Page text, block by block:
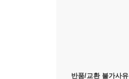
반품/교환 불가사유